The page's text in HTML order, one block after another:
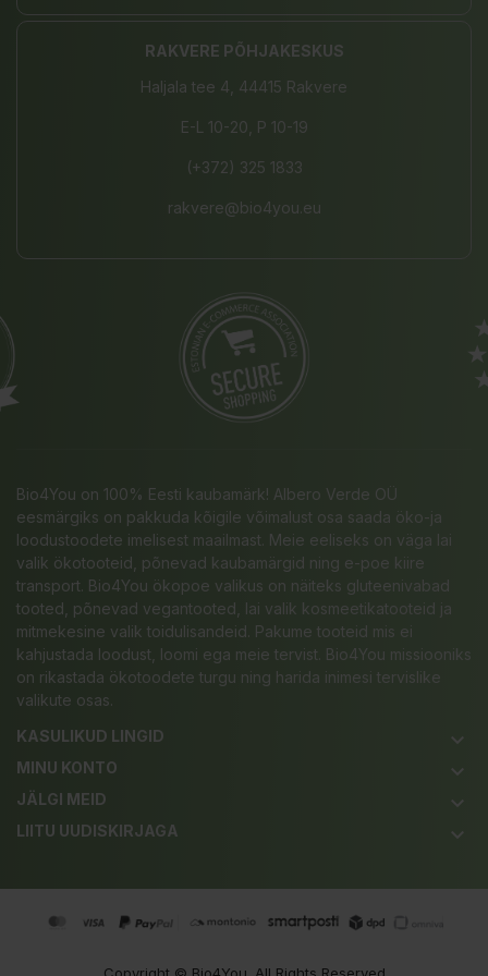
RAKVERE PÕHJAKESKUS
Haljala tee 4, 44415 Rakvere
E-L 10-20, P 10-19
(+372) 325 1833
rakvere@bio4you.eu
Bio4You on 100% Eesti kaubamärk! Albero Verde OÜ
eesmärgiks on pakkuda kõigile võimalust osa saada öko-ja
loodustoodete imelisest maailmast. Meie eeliseks on väga lai
valik ökotooteid, põnevad kaubamärgid ning e-poe kiire
transport. Bio4You ökopoe valikus on näiteks gluteenivabad
tooted, põnevad vegantooted, lai valik kosmeetikatooteid ja
mitmekesine valik toidulisandeid. Pakume tooteid mis ei
kahjustada loodust, loomi ega meie tervist. Bio4You missiooniks
on rikastada ökotoodete turgu ning harida inimesi tervislike
valikute osas.
KASULIKUD LINGID
keyboard_arrow_down
MINU KONTO keyboard_arrow_down
JÄLGI MEID keyboard_arrow_down
LIITU UUDISKIRJAGA keyboard_arrow_down